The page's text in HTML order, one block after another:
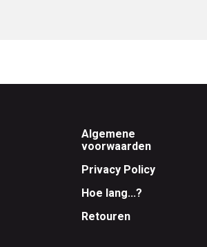
Footer
Algemene
voorwaarden
Privacy Policy
Hoe lang...?
Retouren